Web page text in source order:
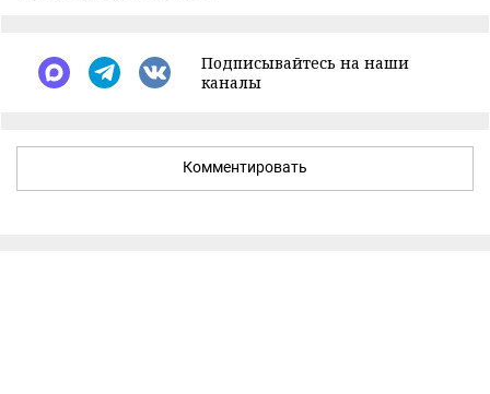
Подписывайтесь на наши
каналы
Комментировать